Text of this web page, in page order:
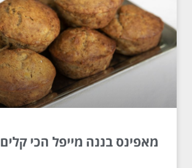
מאפינס בננה מייפל הכי קלים